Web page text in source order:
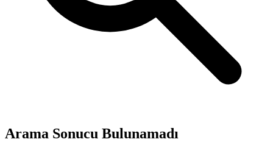
Arama Sonucu Bulunamadı